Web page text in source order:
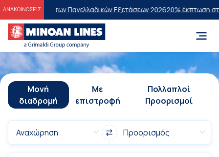
ΑΝΑΚΟΙΝΩΣΕΙΣτων Πανελλαδικών Εξετάσεων 202620% έκπτωση στην
Μονή
διαδρομή
Με
επιστροφή
Πολλαπλοί
Προορισμοί